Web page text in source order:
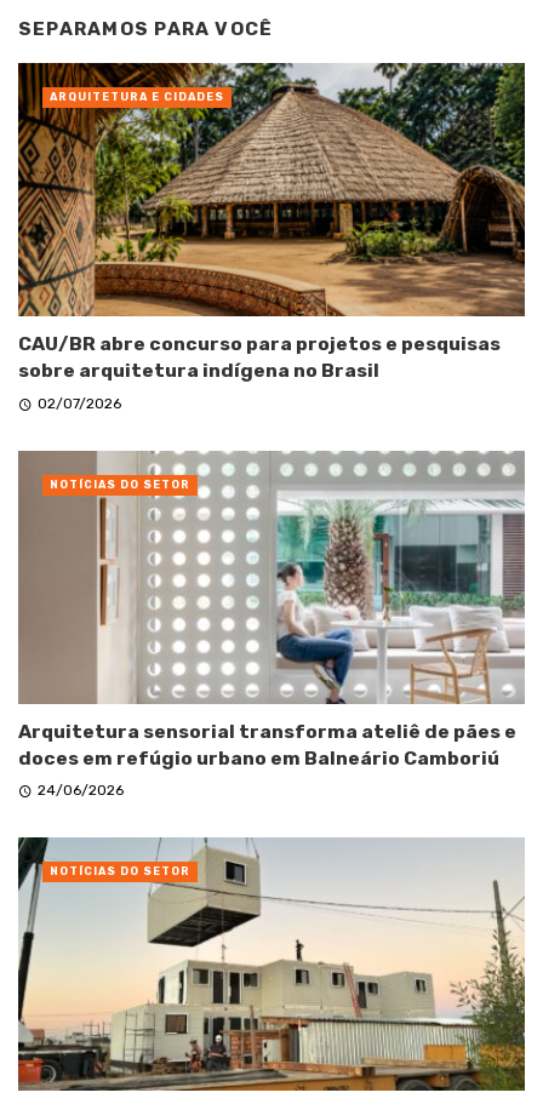
SEPARAMOS PARA VOCÊ
CAU/BR abre concurso para projetos e pesquisas
sobre arquitetura indígena no Brasil
02/07/2026
ARQUITETURA E CIDADES
Arquitetura sensorial transforma ateliê de pães e
doces em refúgio urbano em Balneário Camboriú
24/06/2026
NOTÍCIAS DO SETOR
NOTÍCIAS DO SETOR